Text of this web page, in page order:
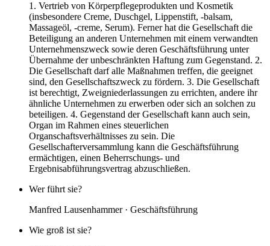
1. Vertrieb von Körperpflegeprodukten und Kosmetik
(insbesondere Creme, Duschgel, Lippenstift, -balsam,
Massageöl, -creme, Serum). Ferner hat die Gesellschaft die
Beteiligung an anderen Unternehmen mit einem verwandten
Unternehmenszweck sowie deren Geschäftsführung unter
Übernahme der unbeschränkten Haftung zum Gegenstand. 2.
Die Gesellschaft darf alle Maßnahmen treffen, die geeignet
sind, den Gesellschaftszweck zu fördern. 3. Die Gesellschaft
ist berechtigt, Zweigniederlassungen zu errichten, andere ihr
ähnliche Unternehmen zu erwerben oder sich an solchen zu
beteiligen. 4. Gegenstand der Gesellschaft kann auch sein,
Organ im Rahmen eines steuerlichen
Organschaftsverhältnisses zu sein. Die
Gesellschafterversammlung kann die Geschäftsführung
ermächtigen, einen Beherrschungs- und
Ergebnisabführungsvertrag abzuschließen.
Wer führt sie?
Manfred Lausenhammer · Geschäftsführung
Wie groß ist sie?